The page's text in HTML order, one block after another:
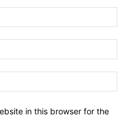
in this browser for the